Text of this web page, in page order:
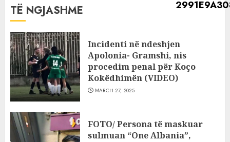
TË NGJASHME
Incidenti në ndeshjen
Apolonia- Gramshi, nis
procedim penal për Koço
Kokëdhimën (VIDEO)
MARCH 27, 2025
FOTO/ Persona të maskuar
sulmuan “One Albania”,